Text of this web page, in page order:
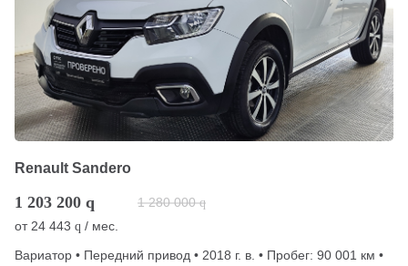
Renault Sandero
1 203 200 q 1 280 000 q
от24 443 q / мес.
Вариатор • Передний привод • 2018 г. в. • Пробег: 90 001 км •